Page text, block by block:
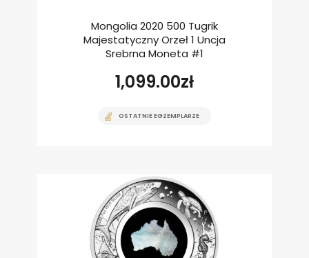
Mongolia 2020 500 Tugrik
Majestatyczny Orzeł 1 Uncja
Srebrna Moneta #1
1,099.00zł
OSTATNIE EGZEMPLARZE